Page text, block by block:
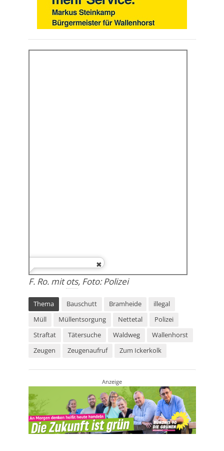
F. Ro. mitots, Foto: Polizei
Thema Bauschutt Bramheide
illegal
Müll
Müllentsorgung Nettetal
Polizei
Straftat
Tätersuche Waldweg
Wallenhorst
Zeugen
Zeugenaufruf Zum Ickerkolk
Anzeige